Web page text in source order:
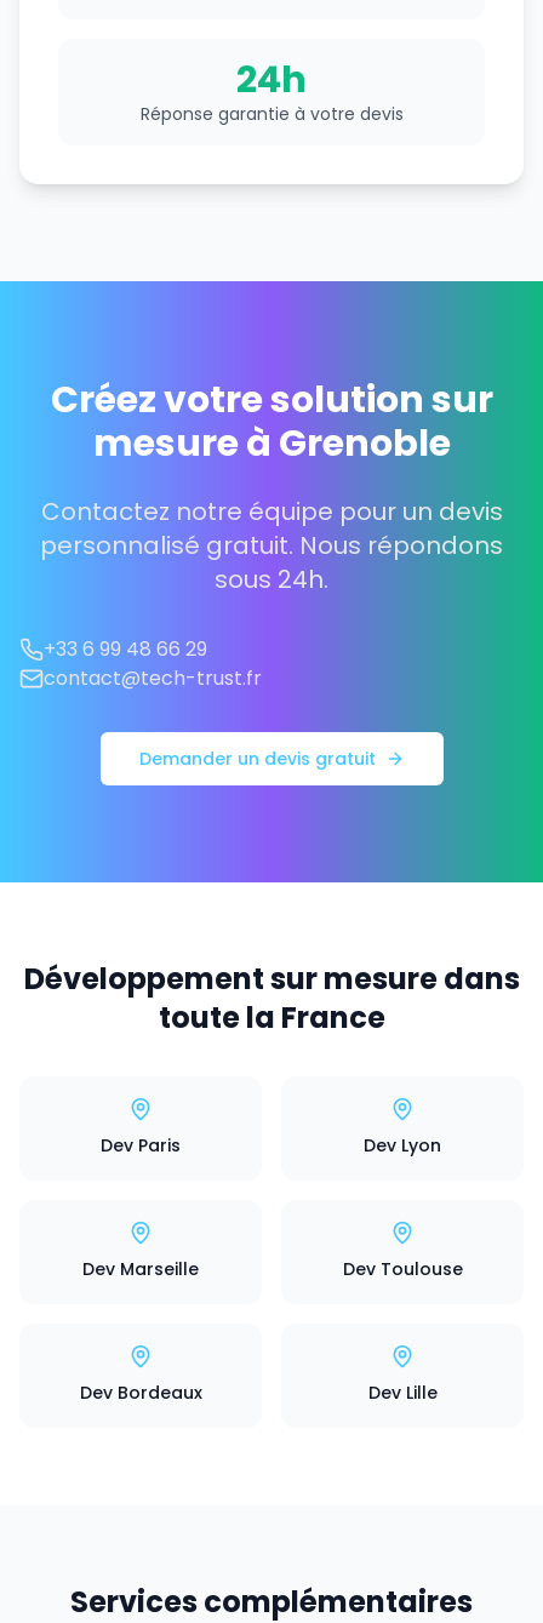
24h
Réponse garantie à votre devis
Créez votre solution sur
mesure à Grenoble
Contactez notre équipe pour un devis
personnalisé gratuit. Nous répondons
sous 24h.
+33 6 99 48 66 29
contact@tech-trust.fr
Demander un devis gratuit
Développement sur mesure dans
toute la France
Dev Paris Dev Lyon
Dev Marseille Dev Toulouse
Dev Bordeaux Dev Lille
Services complémentaires